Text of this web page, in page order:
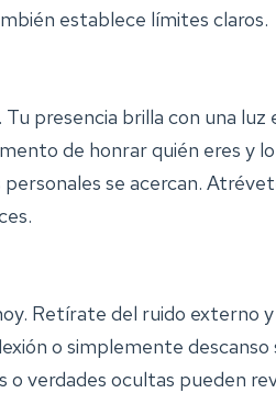
establece límites claros.
presencia brilla con una luz
de honrar quién eres y
se acercan.
Retírate del ruido externo
o simplemente descanso
o verdades ocultas pueden